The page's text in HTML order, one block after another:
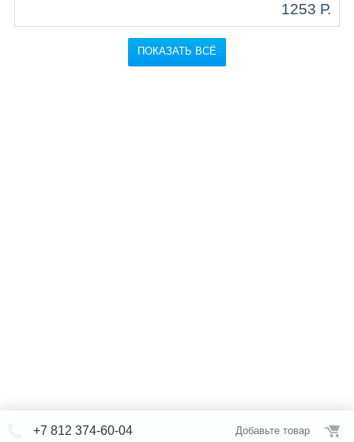
1253 Р.
ПОКАЗАТЬ ВСЁ
+7 812 374-60-04 Добавьте товар